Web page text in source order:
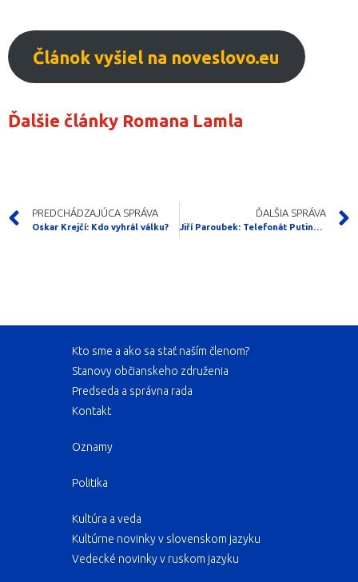
Článok vyšiel na noveslovo.eu
Ďalšie články Romana Lamla
PREDCHÁDZAJÚCA SPRÁVA
Oskar Krejčí: Kdo vyhrál válku?
ĎALŠIA SPRÁVA
Jiří Paroubek: Telefonát Putina s Macronem
Kto sme a ako sa stať naším členom?
Stanovy občianskeho združenia
Predseda a správna rada
Kontakt
Oznamy
Politika
Kultúra a veda
Kultúrne novinky v slovenskom jazyku
Vedecké novinky v ruskom jazyku